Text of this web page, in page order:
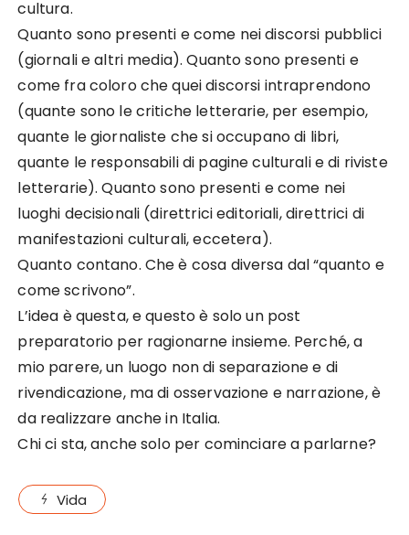
cultura.
Quanto sono presenti e come nei discorsi pubblici
(giornali e altri media). Quanto sono presenti e
come fra coloro che quei discorsi intraprendono
(quante sono le critiche letterarie, per esempio,
quante le giornaliste che si occupano di libri,
quante le responsabili di pagine culturali e di riviste
letterarie). Quanto sono presenti e come nei
luoghi decisionali (direttrici editoriali, direttrici di
manifestazioni culturali, eccetera).
Quanto contano. Che è cosa diversa dal “quanto e
come scrivono”.
L’idea è questa, e questo è solo un post
preparatorio per ragionarne insieme. Perché, a
mio parere, un luogo non di separazione e di
rivendicazione, ma di osservazione e narrazione, è
da realizzare anche in Italia.
Chi ci sta, anche solo per cominciare a parlarne?
Vida